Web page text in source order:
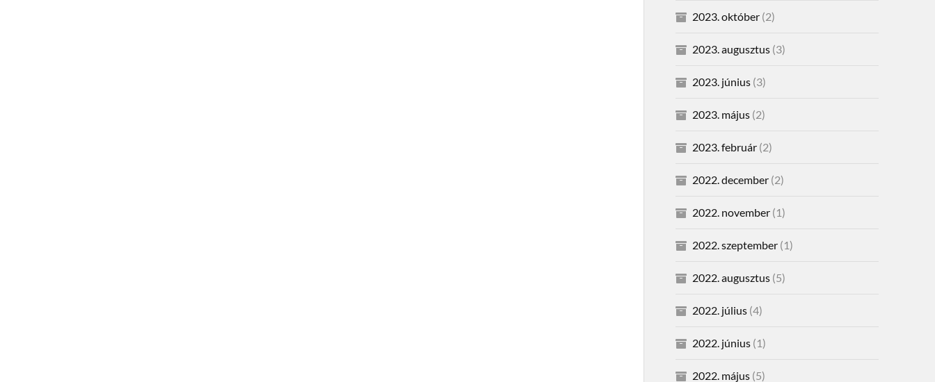
2023. október(2)
2023. augusztus(3)
2023. június(3)
2023. május(2)
2023. február(2)
2022. december(2)
2022. november(1)
2022. szeptember(1)
2022. augusztus(5)
2022. július(4)
2022. június(1)
2022. május(5)